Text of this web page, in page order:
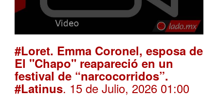
#Loret. Emma Coronel, esposa de
El "Chapo" reapareció en un
festival de “narcocorridos”.
#Latinus. 15 de Julio, 2026 01:00